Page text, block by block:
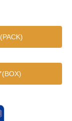
(BOX)